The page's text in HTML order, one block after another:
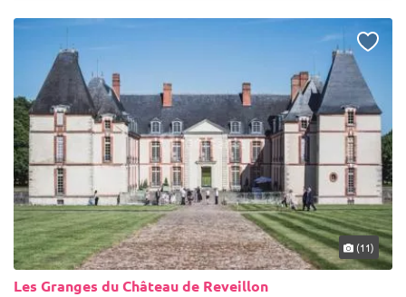
(11)
Les Granges du Château de Reveillon